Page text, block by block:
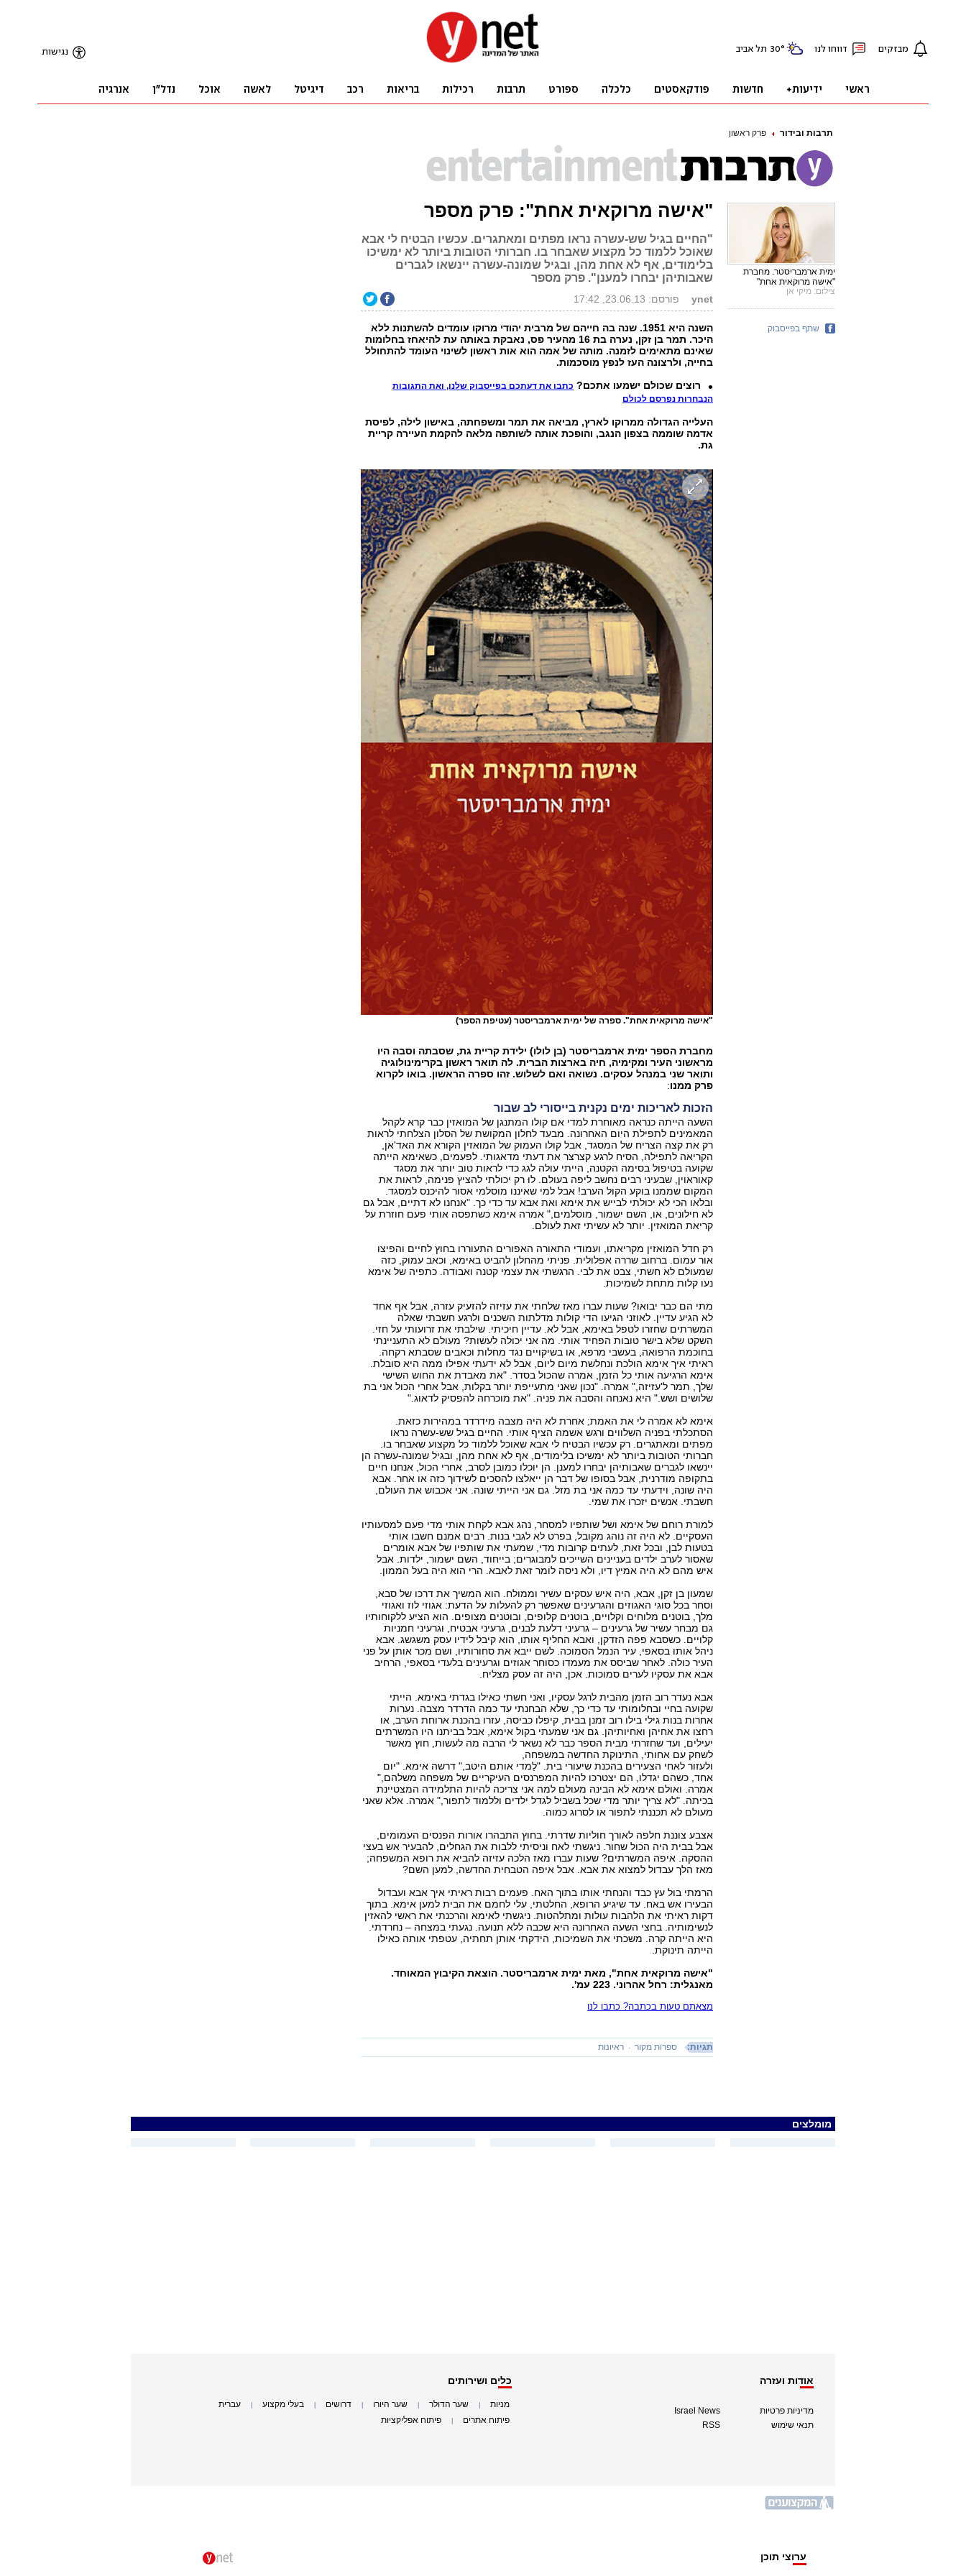
תרבות ובידור פרק ראשון
"אישה מרוקאית אחת": פרק מספר
"החיים בגיל שש-עשרה נראו מפתים ומאתגרים. עכשיו הבטיח לי אבא
שאוכל ללמוד כל מקצוע שאבחר בו. חברותי הטובות ביותר לא ימשיכו
בלימודים, אף לא אחת מהן, ובגיל שמונה-עשרה יינשאו לגברים
שאבותיהן יבחרו למענן". פרק מספר
ynet פורסם: 23.06.13, 17:42
השנה היא 1951. שנה בה חייהם של מרבית יהודי מרוקו עומדים להשתנות ללא
היכר. תמר בן זקן, נערה בת 16 מהעיר פס, נאבקת באותה עת להיאחז בחלומות
שאינם מתאימים לזמנה. מותה של אמה הוא אות ראשון לשינוי העומד להתחולל
בחייה, ולרצונה העז לנפץ מוסכמות.
רוצים שכולם ישמעו אתכם? כתבו את דעתכם בפייסבוק שלנו, ואת התגובות
הנבחרות נפרסם לכולם
העלייה הגדולה ממרוקו לארץ, מביאה את תמר ומשפחתה, באישון לילה, לפיסת
אדמה שוממה בצפון הנגב, והופכת אותה לשותפה מלאה להקמת העיירה קריית
גת.
"אישה מרוקאית אחת". ספרה של ימית ארמבריסטר (עטיפת הספר)
מחברת הספר ימית ארמבריסטר (בן לולו) ילידת קריית גת, שסבתה וסבה היו
מראשוני העיר ומקימיה, חיה בארצות הברית. לה תואר ראשון בקרימינולוגיה
ותואר שני במנהל עסקים. נשואה ואם לשלוש. זהו ספרה הראשון. בואו לקרוא
פרק ממנו:
הזכות לאריכות ימים נקנית בייסורי לב שבור
השעה הייתה כנראה מאוחרת למדי אם קולו המתנגן של המואזין כבר קרא לקהל
המאמינים לתפילת היום האחרונה. מבעד לחלון המקושת של הסלון הצלחתי לראות
רק את קצה הצריח של המסגד, אבל קולו העמוק של המואזין הקורא את האד'אן,
הקריאה לתפילה, הסיח לרגע קצרצר את דעתי מדאגותי. לפעמים, כשאימא הייתה
שקועה בטיפול בסימה הקטנה, הייתי עולה לגג כדי לראות טוב יותר את מסגד
קאוראוין, שבעיני רבים נחשב ליפה בעולם. לוּ רק יכולתי להציץ פנימה, לראות את
המקום שממנו בוקע הקול הערב! אבל למי שאיננו מוסלמי אסור להיכנס למסגד.
ובלאו הכי לא יכולתי לבייש את אימא ואת אבא עד כדי כך. "אנחנו לא דתיים, אבל גם
לא חילונים, או, השם ישמור, מוסלמים," אמרה אימא כשתפסה אותי פעם חוזרת על
קריאת המואזין. יותר לא עשיתי זאת לעולם.
רק חדל המואזין מקריאתו, ועמודי התאורה האפורים התעוררו בחוץ לחיים והפיצו
אור עמום. ברחוב שררה אפלולית. פניתי מהחלון להביט באימא, וכאב עמוק, כזה
שמעולם לא חשתי, צבט את לבי. הרגשתי את עצמי קטנה ואבודה. כתפיה של אימא
נעו קלות מתחת לשמיכות.
מתי הם כבר יבואו? שעות עברו מאז שלחתי את עזיזה להזעיק עזרה, אבל אף אחד
לא הגיע עדיין. לאוזני הגיעו הדי קולות מדלתות השכנים ולרגע חשבתי שאלה
המשרתים שחזרו לטפל באימא, אבל לא. עדיין חיכיתי. שילבתי את זרועותי על חזי.
השקט שלא בישר טובות הפחיד אותי. מה אני יכולה לעשות? מעולם לא התעניינתי
בחוכמת הרפואה, בעשבי מרפא, או בשיקויים נגד מחלות וכאבים שסבתא רקחה.
ראיתי איך אימא הולכת ונחלשת מיום ליום, אבל לא ידעתי אפילו ממה היא סובלת.
אימא הרגיעה אותי כל הזמן, אמרה שהכול בסדר. "את מאבדת את החוש השישי
שלך, תמר ל'עזיזה," אמרה. "נכון שאני מתעייפת יותר בקלות, אבל אחרי הכול אני בת
שלושים ושש." היא נאנחה והסבה את פניה. "את מוכרחה להפסיק לדאוג."
אימא לא אמרה לי את האמת; אחרת לא היה מצבה מידרדר במהירות כזאת.
הסתכלתי בפניה השלווים ורגש אשמה הציף אותי. החיים בגיל שש-עשרה נראו
מפתים ומאתגרים. רק עכשיו הבטיח לי אבא שאוכל ללמוד כל מקצוע שאבחר בו.
חברותי הטובות ביותר לא ימשיכו בלימודים, אף לא אחת מהן, ובגיל שמונה-עשרה הן
יינשאו לגברים שאבותיהן יבחרו למענן. הן יוכלו כמובן לסרב, אחרי הכול, אנחנו חיים
בתקופה מודרנית, אבל בסופו של דבר הן ייאלצו להסכים לשידוך כזה או אחר. אבא
היה שונה, וידעתי עד כמה אני בת מזל. גם אני הייתי שונה. אני אכבוש את העולם,
חשבתי. אנשים יזכרו את שמי.
למורת רוחם של אימא ושל שותפיו למסחר, נהג אבא לקחת אותי מדי פעם למסעותיו
העסקיים. לא היה זה נוהג מקובל, בפרט לא לגבי בנות. רבים אמנם חשבו אותי
בטעות לבן, ובכל זאת, לעתים קרובות מדי, שמעתי את שותפיו של אבא אומרים
שאסור לערב ילדים בעניינים השייכים למבוגרים; בייחוד, השם ישמור, ילדות. אבל
איש מהם לא היה אמיץ דיו, ולא ניסה לומר זאת לאבא. הרי הוא היה בעל הממון.
שמעון בן זקן, אבא, היה איש עסקים עשיר וממולח. הוא המשיך את דרכו של סבא,
וסחר בכל סוגי האגוזים והגרעינים שאפשר רק להעלות על הדעת: אגוזי לוז ואגוזי
מלך, בוטנים מלוחים וקלויים, בוטנים קלופים, ובוטנים מצופים. הוא הציע ללקוחותיו
גם מבחר עשיר של גרעינים – גרעיני דלעת לבנים, גרעיני אבטיח, וגרעיני חמניות
קלויים. כשסבא פפה הזדקן, ואבא החליף אותו, הוא קיבל לידיו עסק משגשג. אבא
ניהל אותו בסאפי, עיר הנמל הסמוכה. לשם ייבא את סחורותיו, ושם מכר אותן על פני
העיר כולה. לאחר שביסס את מעמדו כסוחר אגוזים וגרעינים בלעדי בסאפי, הרחיב
אבא את עסקיו לערים סמוכות. אכן, היה זה עסק מצליח.
אבא נעדר רוב הזמן מהבית לרגל עסקיו, ואני חשתי כאילו בגדתי באימא. הייתי
שקועה בחיי ובחלומותי עד כדי כך, שלא הבחנתי עד כמה הדרדר מצבה. נערות
אחרות בנות גילי בילו רוב זמנן בבית, קיפלו כביסה, עזרו בהכנת ארוחת הערב, או
רחצו את אחיהן ואחיותיהן. גם אני שמעתי בקול אימא, אבל בביתנו היו המשרתים
יעילים, ועד שחזרתי מבית הספר כבר לא נשאר לי הרבה מה לעשות, חוץ מאשר
לשחק עם אחותי, התינוקת החדשה במשפחה,
ולעזור לאחי הצעירים בהכנת שיעורי בית. "לַמדי אותם היטב," דרשה אימא. "יום
אחד, כשהם יגדלו, הם יצטרכו להיות המפרנסים העיקריים של משפחה משלהם,"
אמרה. ואולם אימא לא הבינה מעולם למה אני צריכה להיות התלמידה המצטיינת
בכיתה. "לא צריך יותר מדי שכל בשביל לגדל ילדים וללמוד לתפור," אמרה. אלא שאני
מעולם לא תכננתי לתפור או לסרוג כמוה.
אצבע צוננת חלפה לאורך חוליות שדרתי. בחוץ התבהרו אורות הפנסים העמומים,
אבל בבית היה הכול שחור. ניגשתי לאח וניסיתי ללבות את הגחלים, להבעיר אש בעצי
ההסקה. איפה המשרתים? שעות עברו מאז הלכה עזיזה להביא את רופא המשפחה;
מאז הלך עבדול למצוא את אבא. אבל איפה הטבחית החדשה, למען השם?
הרמתי בול עץ כבד והנחתי אותו בתוך האח. פעמים רבות ראיתי איך אבא ועבדול
הבעירו אש באח. עד שיגיע הרופא, החלטתי, עלי לחמם את הבית למען אימא. בתוך
דקות ראיתי את הלהבות עולות ומתלהטות. ניגשתי לאימא והרכנתי את ראשי להאזין
לנשימותיה. בחצי השעה האחרונה היא שכבה ללא תנועה. נגעתי במצחה – נחרדתי.
היא הייתה קרה. משכתי את השמיכות, הידקתי אותן תחתיה, עטפתי אותה כאילו
הייתה תינוקת.
"אישה מרוקאית אחת", מאת ימית ארמבריסטר. הוצאת הקיבוץ המאוחד.
מאנגלית: רחל אהרוני. 223 עמ'.
מצאתם טעות בכתבה? כתבו לנו
תגיות: ספרות מקור ראיונות
ימית ארמבריסטר. מחברת
"אישה מרוקאית אחת"
צילום: מיקי אן
שתף בפייסבוק
מומלצים
אודות ועזרה
מדיניות פרטיות
תנאי שימוש
Israel News
RSS
כלים ושירותים
מניות שער הדולר שער היורו דרושים בעלי מקצוע עברית
פיתוח אתרים פיתוח אפליקציות
ערוצי תוכן